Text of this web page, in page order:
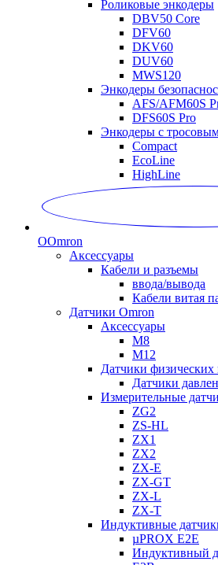
Роликовые энкодеры
DBV50 Core
DFV60
DKV60
DUV60
MWS120
Энкодеры
AFS/AFM60S
DFS60S Pro
Энкодеры с
Compact
EcoLine
HighLine
OOmron
Аксессуары
Кабели и разъемы
ввода/вывода
Кабели витая
Датчики Omron
Аксессуары
M8
M12
Датчики физических
Датчики
Измерительные
ZG2
ZS-HL
ZX1
ZX2
ZX-E
ZX-GT
ZX-L
ZX-T
Индуктивные
µPROX E2E
Индуктивный